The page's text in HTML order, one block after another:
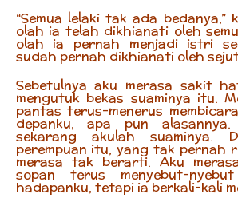
“Semua lelaki tak ada bedanya,”
olah ia telah dikhianati oleh
olah ia pernah menjadi istri
sudah pernah dikhianati oleh
Sebetulnya aku merasa sakit
mengutuk bekas suaminya itu.
pantas terus-menerus
depanku, apa pun alasannya.
sekarang akulah suaminya.
perempuan itu, yang tak pernah
merasa tak berarti. Aku
sopan terus menyebut-
hadapanku, tetapi ia berkali-kali